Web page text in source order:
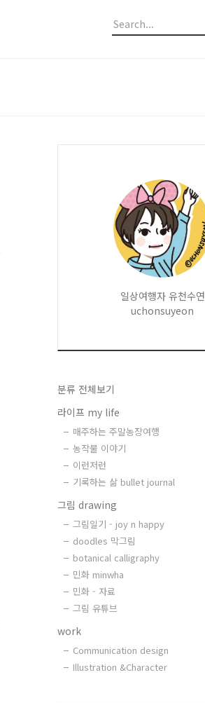
일상여행자 유천수연
uchonsuyeon
분류 전체보기
라이프 my life
매주하는 주말농장여행
농작물 이야기
이런저런
기록하는 삶 bullet journal
그림 drawing
그림일기 - joy n happy
doodles 막그림
botanical calligraphy
민화 minwha
민화 - 자료
그림 유튜브
work
Communication design
Illustration &Character